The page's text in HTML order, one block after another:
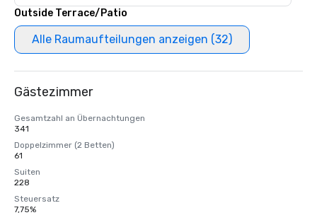
Outside Terrace/Patio
Alle Raumaufteilungen anzeigen (32)
Gästezimmer
Gesamtzahl an Übernachtungen
341
Doppelzimmer (2 Betten)
61
Suiten
228
Steuersatz
7,75%